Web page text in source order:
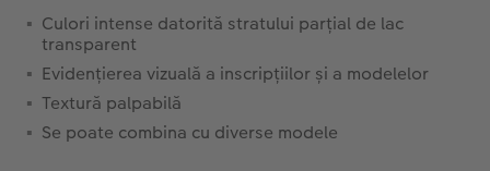
Culori intense datorită stratului parțial de lac
transparent
Evidențierea vizuală a inscripțiilor și a modelelor
Textură palpabilă
Se poate combina cu diverse modele